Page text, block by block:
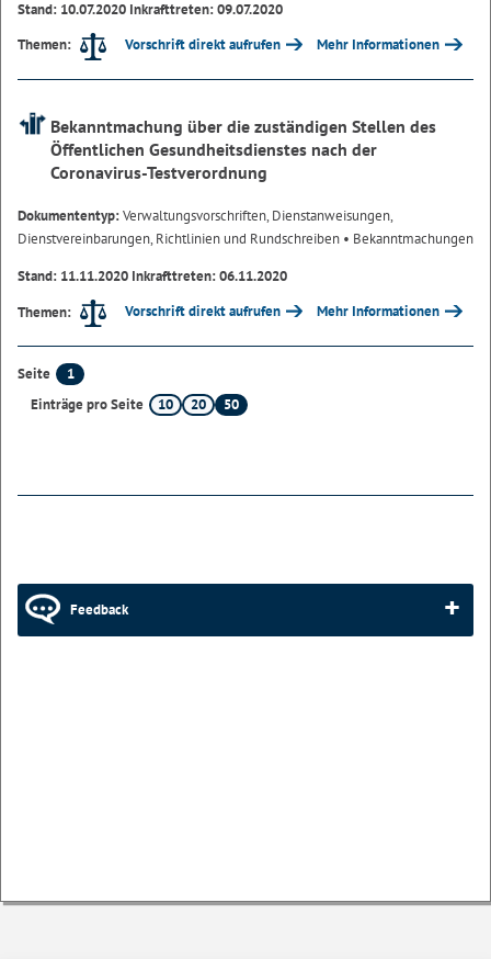
Stand: 10.07.2020 Inkrafttreten: 09.07.2020
Themen:
Vorschrift direkt aufrufen Mehr Informationen
Bekanntmachung über die zuständigen Stellen des
Öffentlichen Gesundheitsdienstes nach der
Coronavirus-Testverordnung
Dokumententyp:Verwaltungsvorschriften, Dienstanweisungen,
Dienstvereinbarungen, Richtlinien und Rundschreiben • Bekanntmachungen
Stand: 11.11.2020 Inkrafttreten: 06.11.2020
Themen:
Vorschrift direkt aufrufen Mehr Informationen
Seite
1
Einträge pro Seite
10 20 50
Feedback